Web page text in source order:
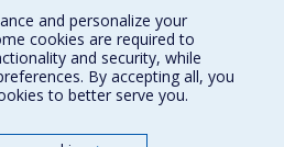
and personalize your
cookies are required to
and security, while
By accepting all, you
to better serve you.